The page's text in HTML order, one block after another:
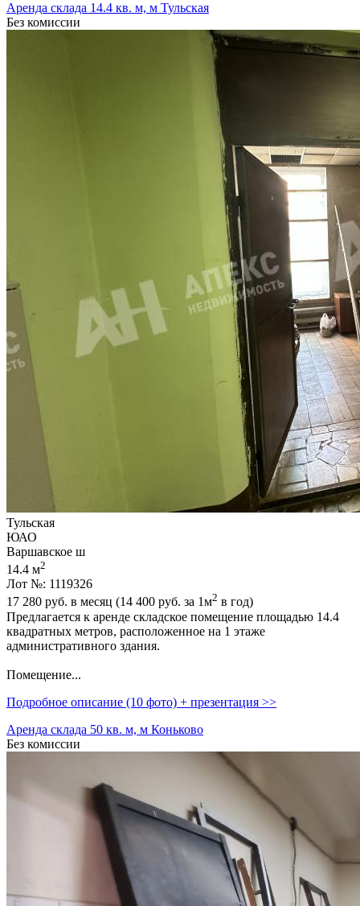
Аренда склада 14.4 кв. м, м Тульская
Без комиссии
Тульская
ЮАО
Варшавское ш
14.4 м2
Лот №: 1119326
17 280 руб. в месяц (14 400 руб. за 1м2 в год)
Предлагается к аренде складское помещение площадью 14.4
квадратных метров,­ расположенное на 1 этаже
административного здания.
Помещение...
Подробное описание (10 фото) + презентация >>
Аренда склада 50 кв. м, м Коньково
Без комиссии